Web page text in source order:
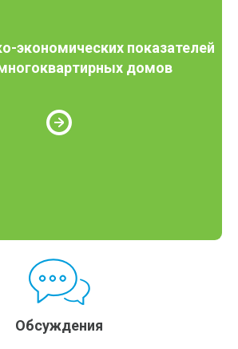
экономических показателей
домов
Обсуждения